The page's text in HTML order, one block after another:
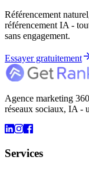
Référencement
référencement IA -
sans engagement.
Essayer gratuitement
Agence marketing
réseaux sociaux, IA -
Services